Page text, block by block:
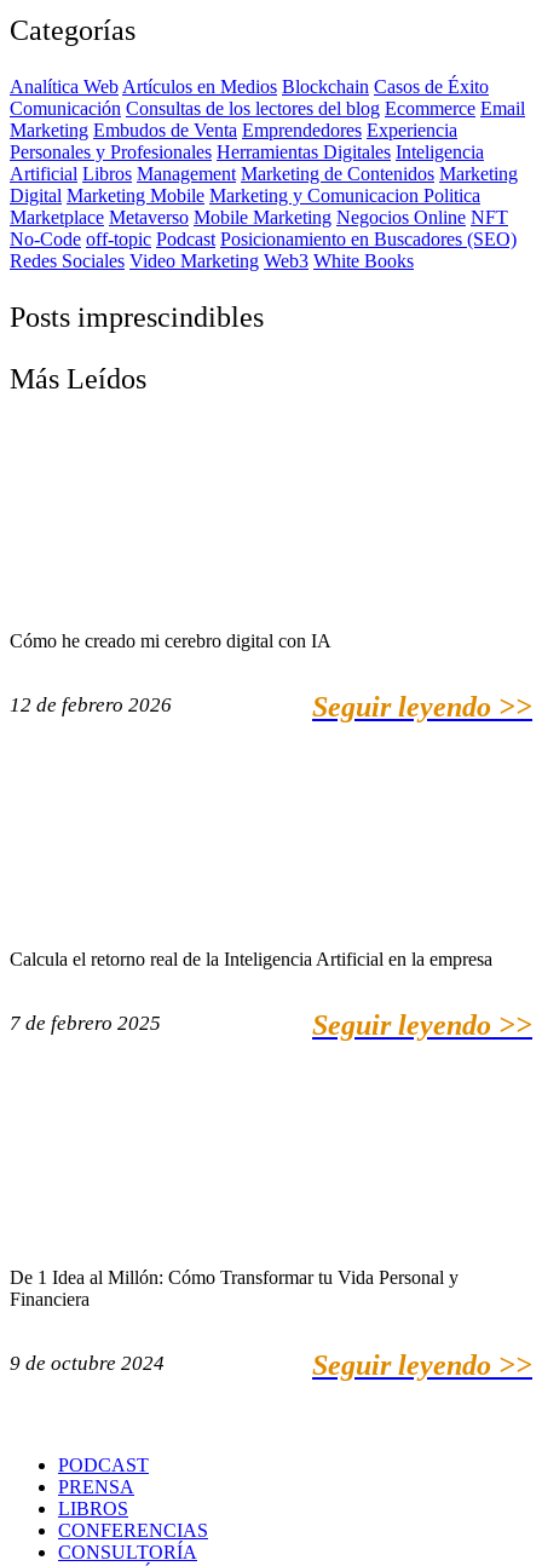
Categorías
Analítica Web Artículos en Medios Blockchain Casos de Éxito
Comunicación Consultas de los lectores del blog Ecommerce Email
Marketing Embudos de Venta Emprendedores Experiencia
Personales y Profesionales Herramientas Digitales Inteligencia
Artificial Libros Management Marketing de Contenidos Marketing
Digital Marketing Mobile Marketing y Comunicacion Politica
Marketplace Metaverso Mobile Marketing Negocios Online NFT
No-Code off-topic Podcast Posicionamiento en Buscadores (SEO)
Redes Sociales Video Marketing Web3 White Books
Posts imprescindibles
Más Leídos
Cómo he creado mi cerebro digital con IA
12 de febrero 2026 Seguir leyendo >>
Calcula el retorno real de la Inteligencia Artificial en la empresa
7 de febrero 2025 Seguir leyendo >>
De 1 Idea al Millón: Cómo Transformar tu Vida Personal y
Financiera
9 de octubre 2024 Seguir leyendo >>
PODCAST
PRENSA
LIBROS
CONFERENCIAS
CONSULTORÍA